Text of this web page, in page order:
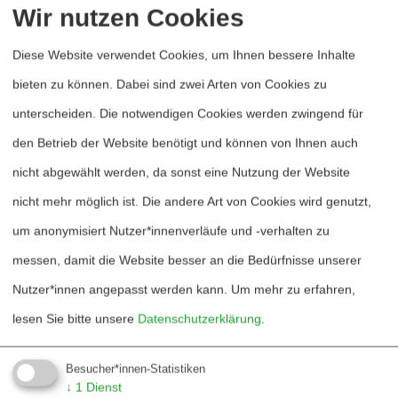
tragende Bedeutung für alle
Entscheidungen und Vorgehensweisen
gewinnen: lokal, national, international, bis
hin zu global. Die »Agenda 2030« folgt,
wenn man so will, einem friedenslogischen
Ansatz: Friedensarbeit und -politik ist nicht
reduzierbar auf zwischenstaatliche,
territoriale Konflikte und ist damit auch
nicht allein Sache der Außen- und
Sicherheitspolitik, sondern Frieden betrifft
alle Politikfelder. Gesellschaftliche Akteure
sind ebenso gefragt wie politische Akteure,
ohne jedoch den jeweiligen
Wir nutzen Cookies
Diese Website verwendet Cookies, um Ihnen bessere Inhalte
bieten zu können. Dabei sind zwei Arten von Cookies zu
unterscheiden. Die notwendigen Cookies werden zwingend für
den Betrieb der Website benötigt und können von Ihnen auch
nicht abgewählt werden, da sonst eine Nutzung der Website
nicht mehr möglich ist. Die andere Art von Cookies wird genutzt,
um anonymisiert Nutzer*innenverläufe und -verhalten zu
messen, damit die Website besser an die Bedürfnisse unserer
Nutzer*innen angepasst werden kann. Um mehr zu erfahren,
lesen Sie bitte unsere Datenschutzerklärung.
Besucher*innen-Statistiken
↓ 1 Dienst